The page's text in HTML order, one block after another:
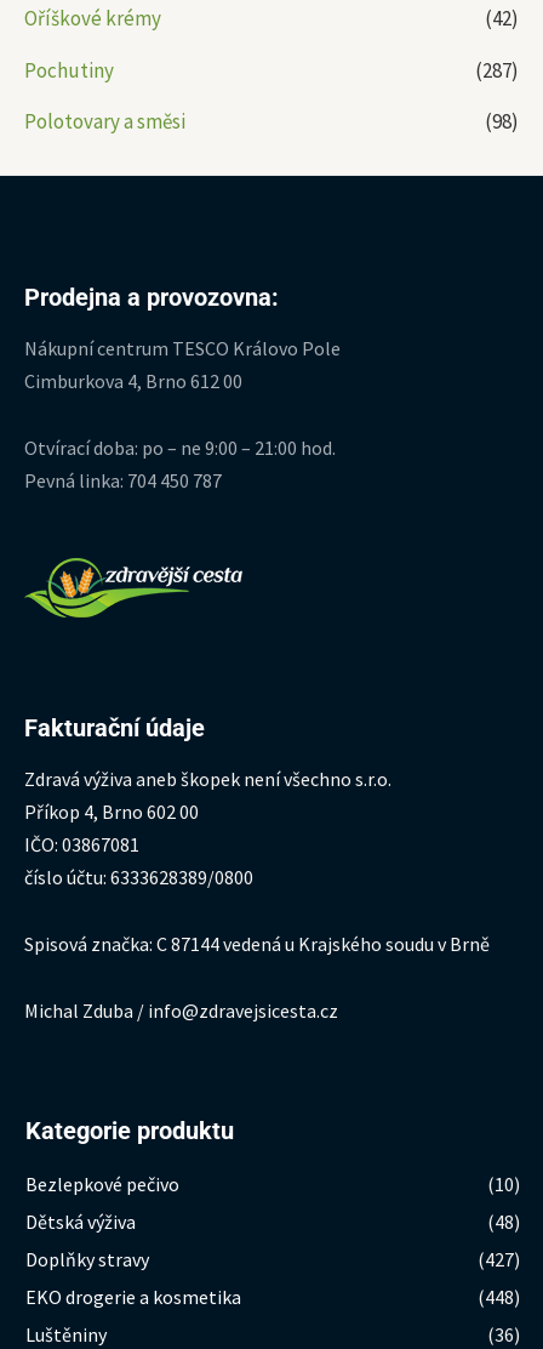
Oříškové krémy
(42)
Pochutiny
(287)
Polotovary a směsi
(98)
Prodejna a provozovna:
Nákupní centrum TESCO Královo Pole
Cimburkova 4, Brno 612 00
Otvírací doba: po – ne 9:00 – 21:00 hod.
Pevná linka: 704 450 787
Fakturační údaje
Zdravá výživa aneb škopek není všechno s.r.o.
Příkop 4, Brno 602 00
IČO: 03867081
číslo účtu: 6333628389/0800
Spisová značka: C 87144 vedená u Krajského soudu v Brně
Michal Zduba / info@zdravejsicesta.cz
Kategorie produktu
Bezlepkové pečivo
(10)
Dětská výživa
(48)
Doplňky stravy
(427)
EKO drogerie a kosmetika
(448)
Luštěniny
(36)